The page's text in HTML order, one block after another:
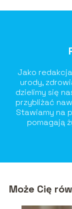
Jako
urody,
dzielimy się
przybliżać
Stawiamy na
pomagają
Może Cię